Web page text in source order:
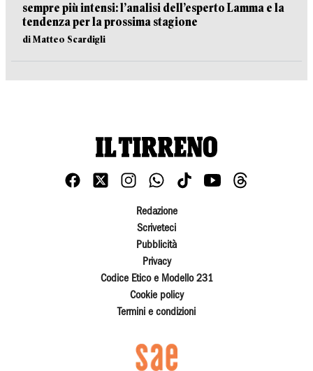
sempre più intensi: l’analisi dell’esperto Lamma e la
tendenza per la prossima stagione
di Matteo Scardigli
Redazione
Scriveteci
Pubblicità
Privacy
Codice Etico e Modello 231
Cookie policy
Termini e condizioni